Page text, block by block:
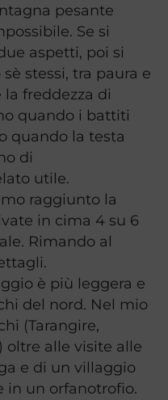
pesante
Se si
aspetti, poi si
stessi, tra paura e
freddezza di
quando i battiti
quando la testa
di
utile.
raggiunto la
in cima 4 su 6
Rimando al
è più leggera e
del nord. Nel mio
(Tarangire,
oltre alle visite alle
e di un villaggio
in un orfanotrofio.